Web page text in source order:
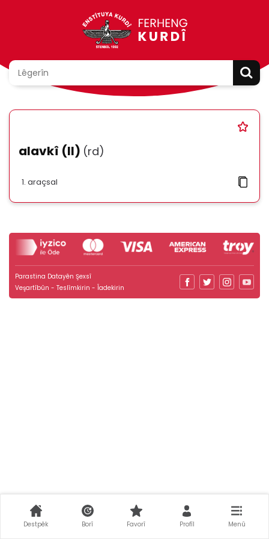
alavkî (II) (rd)
araçsal
Parastina Datayên Şexsî
Veşartîbûn - Teslîmkirin - Îadekirin
Destpêk Borî Favorî Profîl Menû